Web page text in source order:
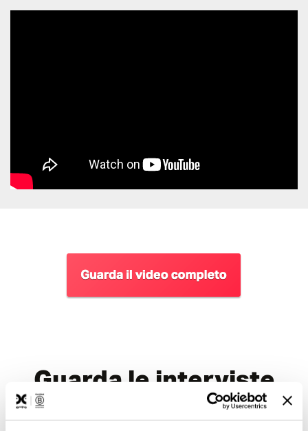
Guarda le interviste
esclusive ai relatori